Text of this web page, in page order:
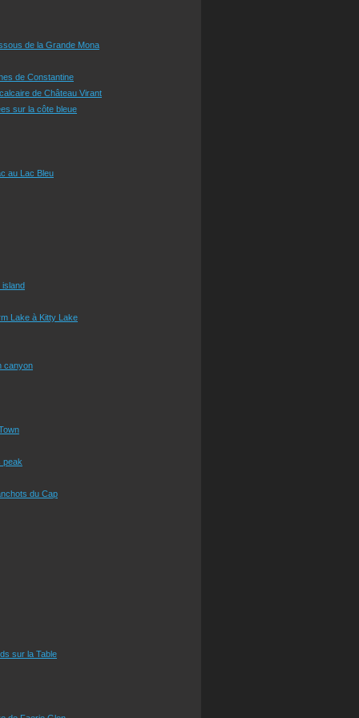
de la Grande Mona
de Constantine
de Château Virant
sur la côte bleue
au Lac Bleu
island
Lake à Kitty Lake
canyon
peak
du Cap
sur la Table